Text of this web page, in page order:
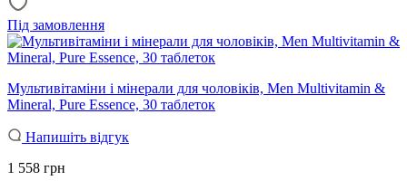
Під замовлення
Мультивітаміни і мінерали для чоловіків, Men Multivitamin &
Mineral, Pure Essence, 30 таблеток
Напишіть відгук
1 558 грн